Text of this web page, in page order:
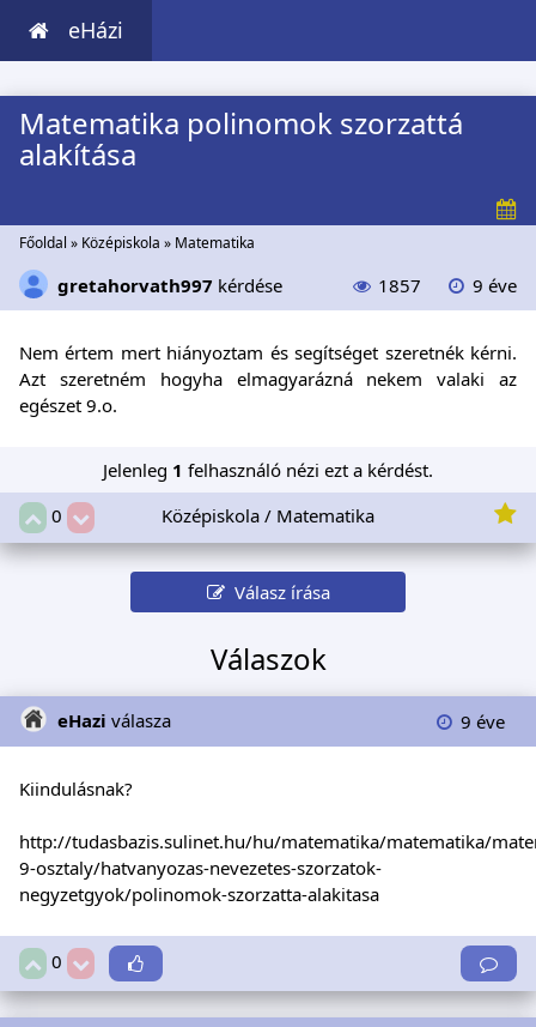
eHázi
Matematika polinomok szorzattá
alakítása
Főoldal » Középiskola » Matematika
gretahorvath997 kérdése 1857 9 éve
Nem értem mert hiányoztam és segítséget szeretnék kérni.
Azt szeretném hogyha elmagyarázná nekem valaki az
egészet 9.o.
Jelenleg 1 felhasználó nézi ezt a kérdést.
0
Középiskola / Matematika
Válasz írása
Válaszok
eHazi válasza 9 éve
Kiindulásnak?
http://tudasbazis.sulinet.hu/hu/matematika/matematika/
9-osztaly/hatvanyozas-nevezetes-szorzatok-
negyzetgyok/polinomok-szorzatta-alakitasa
0